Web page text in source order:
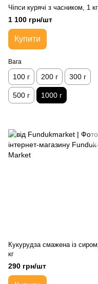
Чіпси курячі з часником, 1 кг
1 100 грн/шт
Купити
Вага
100 г 200 г 300 г
500 г 1000 г
Кукурудза смажена із
кг
290 грн/шт